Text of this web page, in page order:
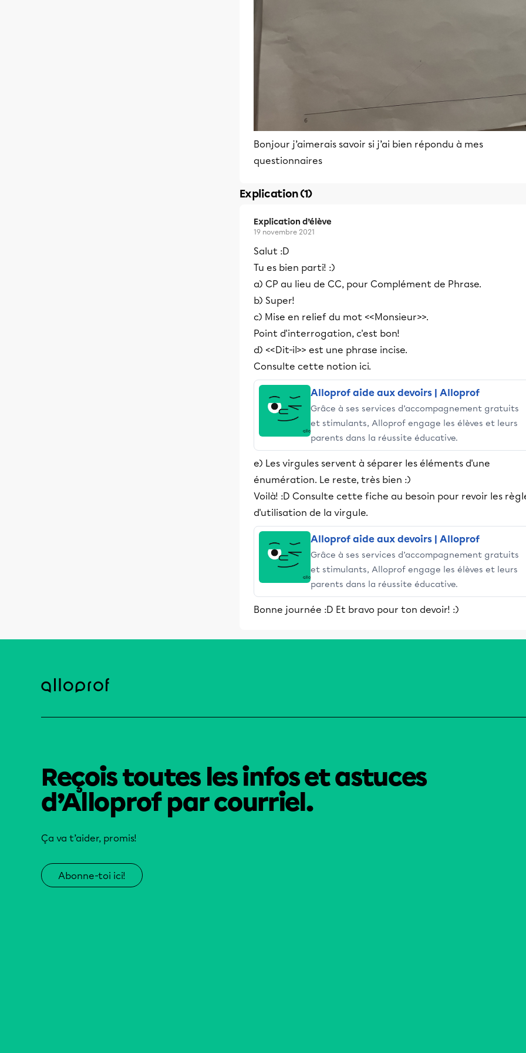
Bonjour j’aimerais savoir si j’ai bien répondu à mes
questionnaires
Explication (1)
Explication d’élève
19 novembre 2021
Salut :D
Tu es bien parti! :)
a) CP au lieu de CC, pour Complément de Phrase.
b) Super!
c) Mise en relief du mot <<Monsieur>>.
Point d'interrogation, c'est bon!
d) <<Dit-il>> est une phrase incise.
Consulte cette notion ici.
Alloprof aide aux devoirs | Alloprof
Grâce à ses services d’accompagnement gratuits
et stimulants, Alloprof engage les élèves et leurs
parents dans la réussite éducative.
e) Les virgules servent à séparer les éléments d'une
énumération. Le reste, très bien :)
Voilà! :D Consulte cette fiche au besoin pour revoir les
d'utilisation de la virgule.
Alloprof aide aux devoirs | Alloprof
Grâce à ses services d’accompagnement gratuits
et stimulants, Alloprof engage les élèves et leurs
parents dans la réussite éducative.
Bonne journée :D Et bravo pour ton devoir! :)
Reçois toutes les infos et astuces
d’Alloprof par courriel.
Ça va t’aider, promis!
Abonne-toi ici!